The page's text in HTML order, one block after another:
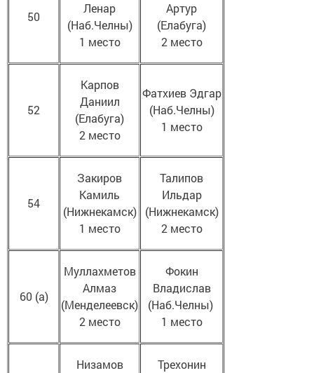
50
Ленар
(Наб.Челны)
1 место
Артур
(Елабуга)
2 место
52
Карпов
Даниил
(Елабуга)
2 место
Фатхиев Эдгар
(Наб.Челны)
1 место
54
Закиров
Камиль
(Нижнекамск)
1 место
Талипов
Ильдар
(Нижнекамск)
2 место
60 (а)
Муллахметов
Алмаз
(Менделеевск)
2 место
Фокин
Владислав
(Наб.Челны)
1 место
Низамов
Трехонин